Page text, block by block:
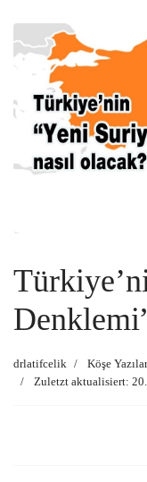
drlatifcelik Köşe
Zuletzt aktualisiert: